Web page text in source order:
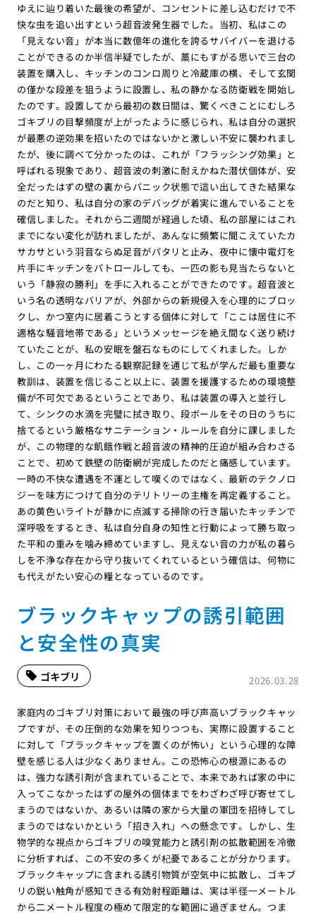
ゆえに辿り着いた最後の希望が、コンセントに差し込むだけで不
快な虫を追い出すという超音波発生器でした。当初、私はこの
「見えない音」が本当に数億年の進化を誇るサバイバーを退ける
ことができるのか半信半疑でしたが、藁にもすがる思いで三台の
装置を購入し、キッチンのコンロ周りと冷蔵庫の横、そして玄関
の僅かな段差を狙うように設置し、私の静かなる防衛戦を開始し
たのです。設置してから最初の数日間は、驚くべきことにむしろ
ゴキブリの目撃頻度が上がったように感じられ、私は自分の選択
が最悪の逆効果を招いたのではないかと激しい不安に襲われまし
たが、後に調べて分かったのは、これが「フラッシング効果」と
呼ばれる現象であり、超音波の刺激に耐えかねた潜伏個体が、安
全だったはずの壁の裏からパニック状態で這い出してきた結果な
のだと知り、私は自分の家のデバッグが着実に進んでいることを
確信しました。それから二週間が経過した頃、私の部屋にはこれ
までにない変化が訪れましたが、あんなに頻繁に聞こえていたカ
サカサという羽音ならぬ足音がパタリと止み、夜中に懐中電灯を
片手にキッチンをパトロールしても、一匹の影も見当たらないと
いう「静寂の勝利」を手に入れることができたのです。超音波と
いう名の透明なバリアが、外部からの新規侵入を心理的にブロッ
クし、かつ室内に居着こうとする個体に対して「ここは居住に不
適格な騒音地帯である」というメッセージを絶え間なく送り続け
ていたことが、私の安眠を盤石なものにしてくれました。しか
し、この一ヶ月にわたる観察記録を通じて私が学んだ最も重要な
教訓は、装置を信じること以上に、装置を援護するための環境整
備が不可欠であるということであり、私は装置の導入と並行し
て、シンクの水滴を完璧に拭き取り、段ボールをその日のうちに
捨てるという厳格なサニテーション・ルールを自分に課しました
が、この物理的な飢餓作戦と超音波の精神的圧迫が組み合わさる
ことで、初めて鉄壁の防衛網が完成したのだと痛感しています。
一時の不快な遭遇を不運として嘆くのではなく、最新のテクノロ
ジーを味方につけて自分のテリトリーの主権を再定義すること。
あの黄色いライトが静かに点滅する掃除の行き届いたキッチンで
深呼吸をするとき、私は自分自身の知性と行動によって勝ち取っ
た平和の重みを噛み締めていますし、見えない音の力が私の暮ら
しを不浄な存在から守り抜いてくれているという確信は、何物に
も代えがたい安心の糧となっているのです。
ブラックキャップの誘引範囲
と安全性の真実
2026.03.28
ゴキブリ
家庭内のゴキブリ対策において最強の呼び声高いブラックキャッ
プですが、その圧倒的な効果を知りつつも、実際に設置すること
に対して「ブラックキャップを置くのが怖い」という心理的な障
壁を感じる人は少なくありません。この恐怖心の根源にあるの
は、強力な誘引剤が含まれていることで、本来であれば家の中に
入ってこなかったはずの屋外の個体までをわざわざ呼び寄せてし
まうのではないか、あるいは隣の家から大量の軍団を招待してし
まうのではないかという「招き入れ」への懸念です。しかし、生
物学的な視点からゴキブリの嗅覚能力と誘引剤の拡散範囲を冷徹
に分析すれば、この不安の多くが杞憂であることが分かります。
ブラックキャップに含まれる誘引物質が空気中に拡散し、ゴキブ
リの鋭い触角が感知できる有効射程距離は、実は半径一メートル
から二メートル程度の極めて限定的な範囲に過ぎません。つま